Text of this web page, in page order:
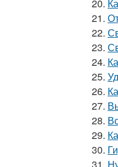
20.
21.
22.
23.
24.
25.
26.
27.
28.
29.
30.